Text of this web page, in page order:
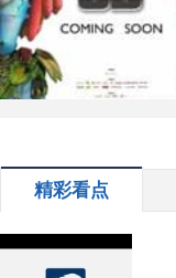
精彩看点